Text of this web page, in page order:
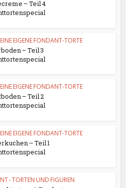
– Teil 4
EIGENE FONDANT-TORTE
– Teil 3
EIGENE FONDANT-TORTE
– Teil 2
EIGENE FONDANT-TORTE
– Teil 1
- TORTEN UND FIGUREN